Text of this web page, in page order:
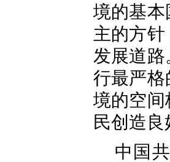
境的基本
主的方
发展道
行最严格
境的空间
民创造
中国